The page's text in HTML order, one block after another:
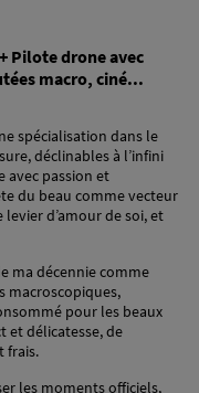
Pilote drone avec
macro, ciné...
spécialisation dans le
déclinables à l’infini
avec passion et
du beau comme vecteur
d’amour de soi, et
ma décennie comme
macroscopiques,
pour les beaux
et délicatesse, de
frais.
les moments officiels,